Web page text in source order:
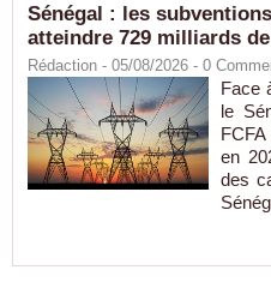
Sénégal : les
atteindre 729 milliards de
Rédaction - 05/08/2026 - 0
Face
le
en
des